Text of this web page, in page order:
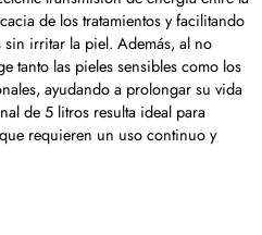
de los tratamientos y facilitando
sin irritar la piel. Además, al no
tanto las pieles sensibles como los
ayudando a prolongar su vida
de 5 litros resulta ideal para
requieren un uso continuo y